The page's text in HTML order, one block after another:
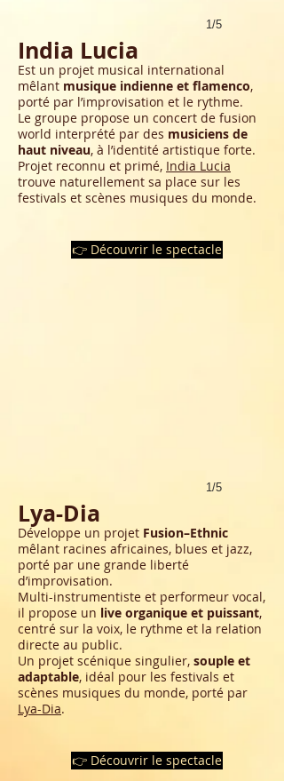
1/5
India Lucia
Est un projet musical international
mêlant musique indienne et flamenco,
porté par l’improvisation et le rythme.
Le groupe propose un concert de fusion
world interprété par des musiciens de
haut niveau, à l’identité artistique forte.
Projet reconnu et primé, India Lucia
trouve naturellement sa place sur les
festivals et scènes musiques du monde.
👉 Découvrir le spectacle
1/5
Lya-Dia
Développe un projet Fusion–Ethnic
mêlant racines africaines, blues et jazz,
porté par une grande liberté
d’improvisation.
Multi-instrumentiste et performeur vocal,
il propose un live organique et puissant,
centré sur la voix, le rythme et la relation
directe au public.
Un projet scénique singulier, souple et
adaptable, idéal pour les festivals et
scènes musiques du monde, porté par
Lya-Dia.
👉 Découvrir le spectacle